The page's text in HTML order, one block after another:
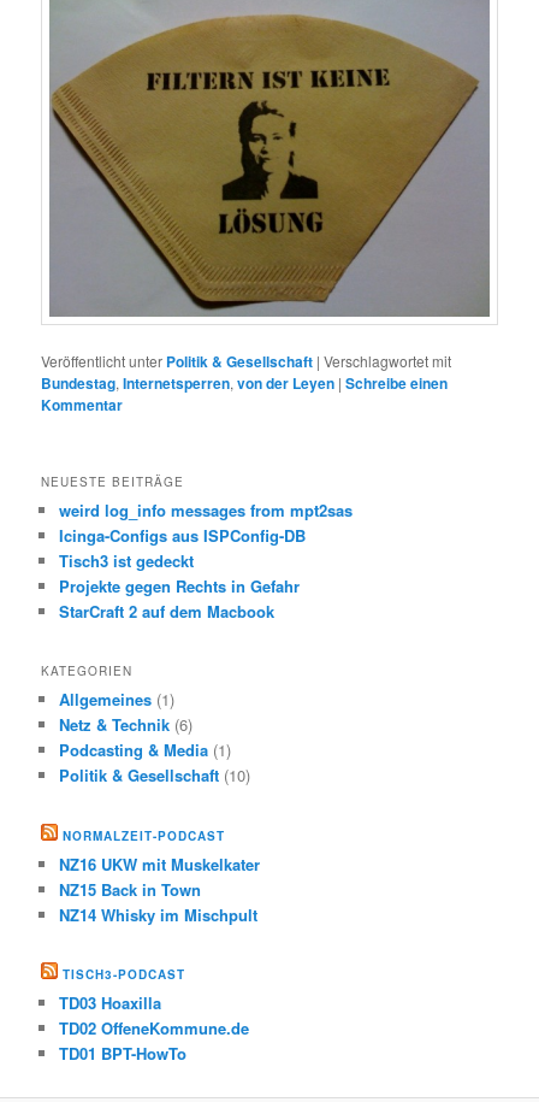
Veröffentlicht unter Politik & Gesellschaft |Verschlagwortet mit
Bundestag,Internetsperren,von der Leyen |Schreibe einen
Kommentar
NEUESTE BEITRÄGE
weird log_info messages from mpt2sas
Icinga-Configs aus ISPConfig-DB
Tisch3 ist gedeckt
Projekte gegen Rechts in Gefahr
StarCraft 2 auf dem Macbook
KATEGORIEN
Allgemeines (1)
Netz & Technik (6)
Podcasting & Media (1)
Politik & Gesellschaft (10)
NORMALZEIT-PODCAST
NZ16 UKW mit Muskelkater
NZ15 Back in Town
NZ14 Whisky im Mischpult
TISCH3-PODCAST
TD03 Hoaxilla
TD02 OffeneKommune.de
TD01 BPT-HowTo